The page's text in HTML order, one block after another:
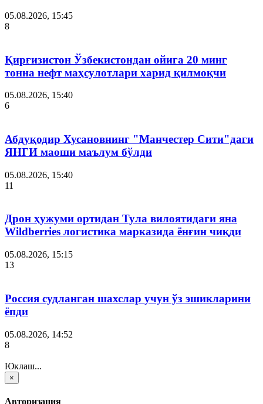
05.08.2026, 15:45
8
Қирғизистон Ўзбекистондан ойига 20 минг
тонна нефт маҳсулотлари харид қилмоқчи
05.08.2026, 15:40
6
Абдуқодир Хусановнинг "Манчестер Сити"даги
ЯНГИ маоши маълум бўлди
05.08.2026, 15:40
11
Дрон ҳужуми ортидан Тула вилоятидаги яна
Wildberries логистика марказида ёнғин чиқди
05.08.2026, 15:15
13
Россия судланган шахслар учун ўз эшикларини
ёпди
05.08.2026, 14:52
8
Юклаш...
×
Авторизация